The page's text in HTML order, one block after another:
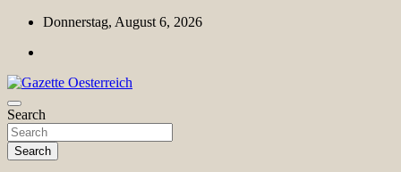
Skip
content
Donnerstag, August 6, 2026
Gazette Oesterreich
Magazin für Freizeit, Politik, Kultur & Wissenschaft
Search
Search